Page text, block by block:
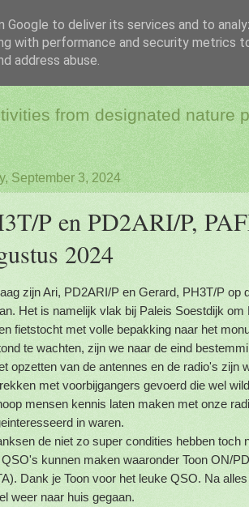
Radio &
from designated nature
September 3, 2024
P en PD2ARI/P,
2024
zijn Ari, PD2ARI/P en Gerard, PH3T/P op
Het is namelijk vlak bij Paleis Soestdijk
fietstocht met volle bepakking naar het
te wachten, zijn we naar de eind
opzetten van de antennes en de radio's zijn
met voorbijgangers gevoerd die wel
mensen kennis laten maken met onze
in waren.
de niet zo super condities hebben toch
kunnen maken waaronder Toon ON/
Dank je Toon voor het leuke QSO. Na
weer naar huis gegaan.
Google to deliver its services and to
with performance and security metrics
address abuse.